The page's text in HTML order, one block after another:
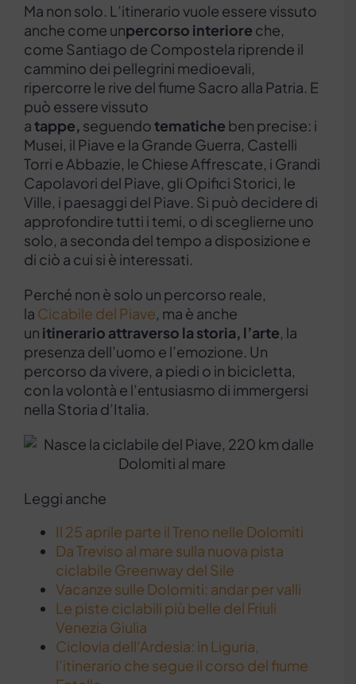
Ma non solo. L’itinerario vuole essere vissuto
anche come unpercorso interiore che,
come Santiago de Compostela riprende il
cammino dei pellegrini medioevali,
ripercorre le rive del fiume Sacro alla Patria. E
può essere vissuto
atappe, seguendotematiche ben precise: i
Musei, il Piave e la Grande Guerra, Castelli
Torri e Abbazie, le Chiese Affrescate, i Grandi
Capolavori del Piave, gli Opifici Storici, le
Ville, i paesaggi del Piave. Si può decidere di
approfondire tutti i temi, o di sceglierne uno
solo, a seconda del tempo a disposizione e
di ciò a cui si è interessati.
Perché non è solo un percorso reale,
la Cicabile del Piave, ma è anche
un itinerario attraverso la storia, l’arte, la
presenza dell’uomo e l’emozione. Un
percorso da vivere, a piedi o in bicicletta,
con la volontà e l’entusiasmo di immergersi
nella Storia d’Italia.
Leggi anche
Il 25 aprile parte il Treno nelle Dolomiti
Da Treviso al mare sulla nuova pista
ciclabile Greenway del Sile
Vacanze sulle Dolomiti: andar per valli
Le piste ciclabili più belle del Friuli
Venezia Giulia
Ciclovia dell’Ardesia: in Liguria,
l’itinerario che segue il corso del fiume